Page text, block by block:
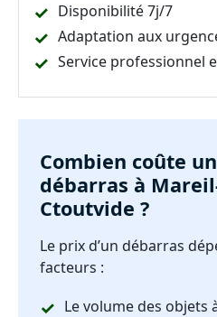
Disponibilité 7j/7
Adaptation aux
Service professionnel
Combien coûte
débarras à
Ctoutvide ?
Le prix d’un débarras
facteurs :
Le volume des objets